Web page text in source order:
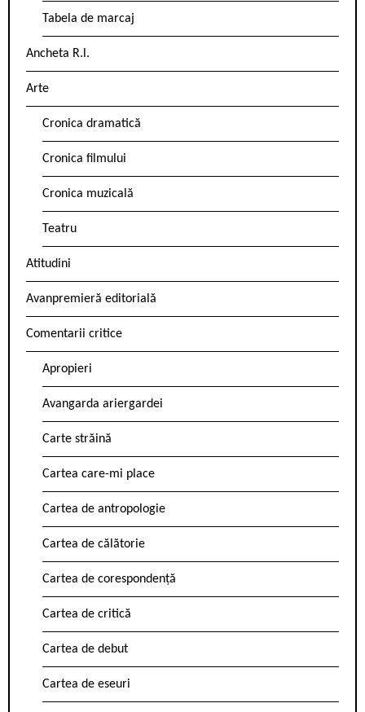
Tabela de marcaj
Ancheta R.l.
Arte
Cronica dramatică
Cronica filmului
Cronica muzicală
Teatru
Atitudini
Avanpremieră editorială
Comentarii critice
Apropieri
Avangarda ariergardei
Carte străină
Cartea care-mi place
Cartea de antropologie
Cartea de călătorie
Cartea de corespondență
Cartea de critică
Cartea de debut
Cartea de eseuri